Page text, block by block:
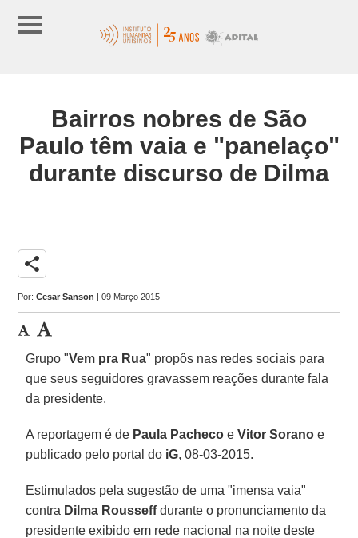
Bairros nobres de São
Paulo têm vaia e "panelaço"
durante discurso de Dilma
share
Por:Cesar Sanson | 09 Março 2015
Grupo "Vem pra Rua" propôs nas redes sociais para
que seus seguidores gravassem reações durante fala
da presidente.
A reportagem é de Paula Pacheco eVitor Sorano e
publicado pelo portal do iG, 08-03-2015.
Estimulados pela sugestão de uma "imensa vaia"
contra Dilma Rousseffdurante o pronunciamento da
presidente exibido em rede nacional na noite deste